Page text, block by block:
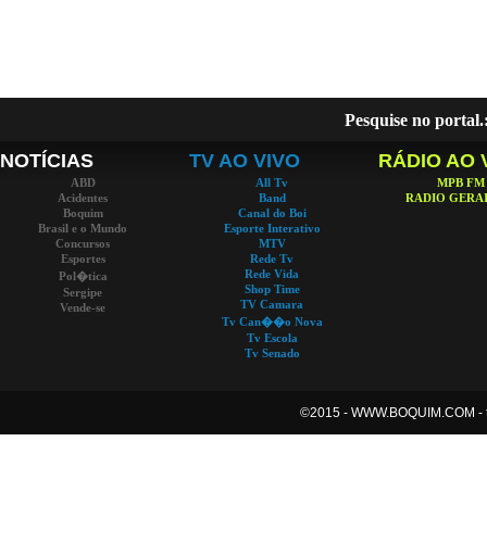
Pesquise no
NOTÍCIAS TV AO VIVO RÁDIO AO
ABD
Acidentes
Boquim
Brasil e o Mundo
Concursos
Esportes
Pol�tica
Sergipe
Vende-se
All Tv
Band
Canal do Boi
Esporte Interativo
MTV
Rede Tv
Rede Vida
Shop Time
TV Camara
Tv Can��o Nova
Tv Escola
Tv Senado
MPB FM
RADIO
©2015 - WWW.BOQUIM.COM